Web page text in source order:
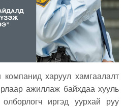
компанид харуул хамгаалалт
ажиллаж байхдаа хууль
иргэд уурхай руу